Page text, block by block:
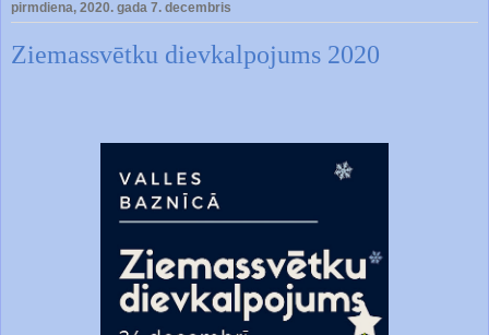
pirmdiena, 2020. gada 7. decembris
Ziemassvētku dievkalpojums 2020